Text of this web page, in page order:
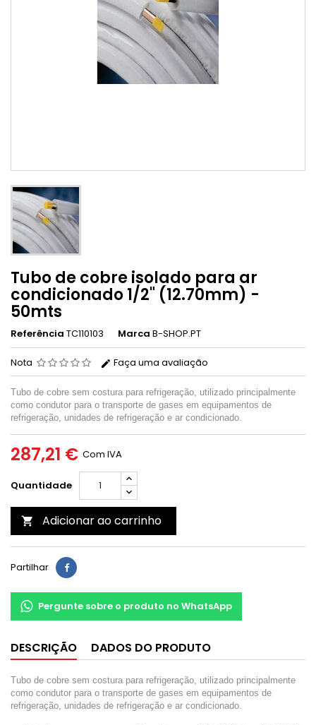
Tubo de cobre isolado para ar
condicionado 1/2" (12.70mm) -
50mts
Referência TC110103 Marca B-SHOP.PT
Nota Faça uma avaliação
Tubo de cobre sem costura para refrigeração, utilizado principalmente
como condutor para o transporte de gases em equipamentos de
refrigeração, unidades de refrigeração e ar condicionado.
287,21 € Com IVA
Quantidade
 Adicionar ao carrinho
Partilhar
Pergunte sobre o produto no WhatsApp
DESCRIÇÃO DADOS DO PRODUTO
Tubo de cobre sem costura para refrigeração, utilizado principalmente
como condutor para o transporte de gases em equipamentos de
refrigeração, unidades de refrigeração e ar condicionado.